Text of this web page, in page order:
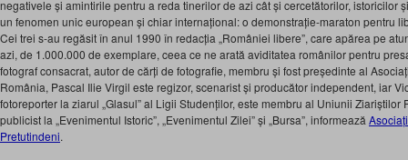
negativele și amintirile pentru a reda tinerilor de azi cât și cercetătorilor, istoricilor
un fenomen unic european și chiar internațional: o demonstrație-maraton pentru
Cei trei s-au regăsit în anul 1990 în redacția „României libere”, care apărea pe
azi, de 1.000.000 de exemplare, ceea ce ne arată aviditatea românilor pentru
fotograf consacrat, autor de cărți de fotografie, membru și fost președinte al
România, Pascal Ilie Virgil este regizor, scenarist și producător independent, iar
fotoreporter la ziarul „Glasul” al Ligii Studenților, este membru al Uniunii
publicist la „Evenimentul Istoric”, „Evenimentul Zilei” și „Bursa”, informează
Pretutindeni.